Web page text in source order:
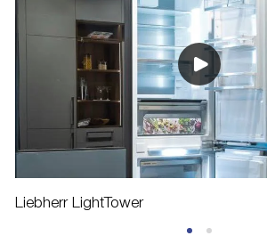
Liebherr LightTower